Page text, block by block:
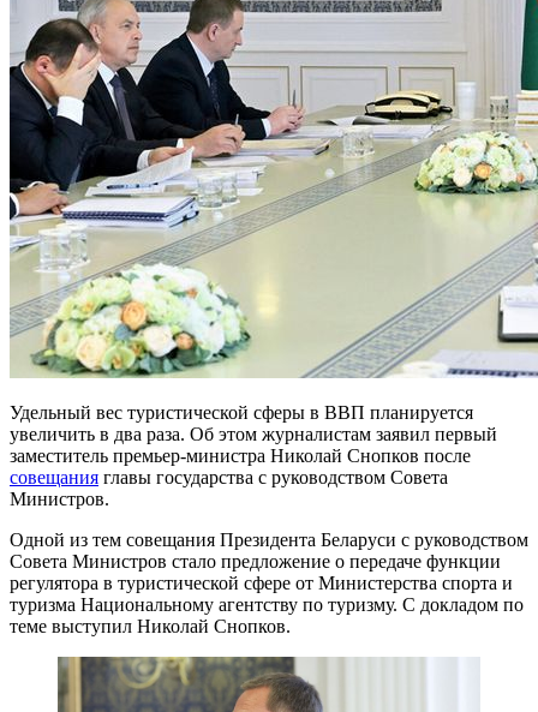
Удельный вес туристической сферы в ВВП планируется
увеличить в два раза. Об этом журналистам заявил первый
заместитель премьер-министра Николай Снопков после
совещания главы государства с руководством Совета
Министров.
Одной из тем совещания Президента Беларуси с руководством
Совета Министров стало предложение о передаче функции
регулятора в туристической сфере от Министерства спорта и
туризма Национальному агентству по туризму. С докладом по
теме выступил Николай Снопков.